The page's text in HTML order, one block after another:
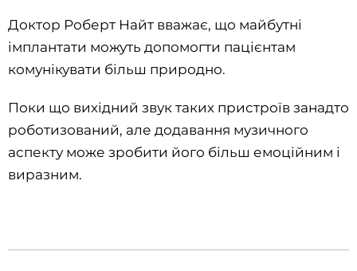
Доктор Роберт Найт вважає, що майбутні
імплантати можуть допомогти пацієнтам
комунікувати більш природно.
Поки що вихідний звук таких пристроїв занадто
роботизований, але додавання музичного
аспекту може зробити його більш емоційним і
виразним.